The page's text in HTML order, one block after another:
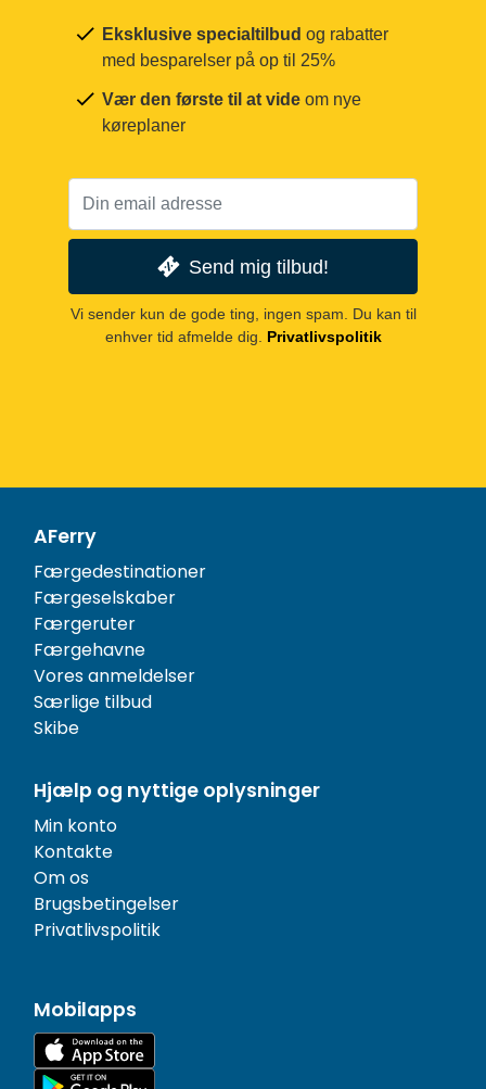
Eksklusive specialtilbud og rabatter
med besparelser på op til 25%
Vær den første til at vide om nye
køreplaner
Send mig tilbud!
Vi sender kun de gode ting, ingen spam. Du kan til
enhver tid afmelde dig. Privatlivspolitik
AFerry
Færgedestinationer
Færgeselskaber
Færgeruter
Færgehavne
Vores anmeldelser
Særlige tilbud
Skibe
Hjælp og nyttige oplysninger
Min konto
Kontakte
Om os
Brugsbetingelser
Privatlivspolitik
Mobilapps